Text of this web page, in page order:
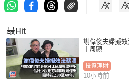
最Hit
謝偉俊夫婦擬效
｜周顯
投資理財
10小時前